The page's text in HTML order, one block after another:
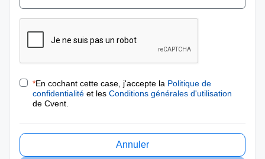
*En cochant cette case, j'accepte la Politique de
confidentialité et les Conditions générales d'utilisation
de Cvent.
Annuler